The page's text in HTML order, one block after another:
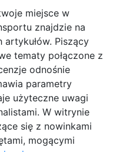
miejsce w
znajdzie na
artykułów. Piszący
tematy połączone z
odnośnie
parametry
użyteczne uwagi
W witrynie
się z nowinkami
mogącymi